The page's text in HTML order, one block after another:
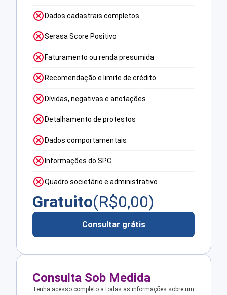
Dados cadastrais completos
Serasa Score Positivo
Faturamento ou renda presumida
Recomendação e limite de crédito
Dívidas, negativas e anotações
Detalhamento de protestos
Dados comportamentais
Informações do SPC
Quadro societário e administrativo
Gratuito(R$0,00)
Consultar grátis
Consulta Sob Medida
Tenha acesso completo a todas as informações sobre um